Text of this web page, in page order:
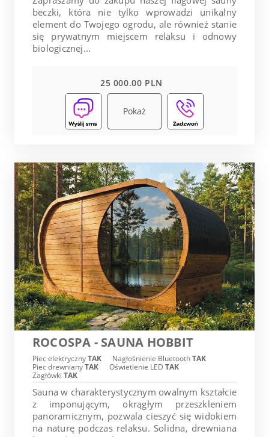
beczki, która nie tylko wprowadzi unikalny
element do Twojego ogrodu, ale również stanie
się prywatnym miejscem relaksu i odnowy
biologicznej...
25 000.00 PLN
Pokaż
ROCOSPA - SAUNA HOBBIT
Piec elektrycznyTAK Nagłośnienie BluetoothTAK
Piec drewnianyTAK Oświetlenie LED TAK
Zagłówki TAK
Sauna w charakterystycznym owalnym kształcie
z imponującym, okrągłym przeszkleniem
panoramicznym, pozwala cieszyć się widokiem
na naturę podczas relaksu. Solidna, drewniana